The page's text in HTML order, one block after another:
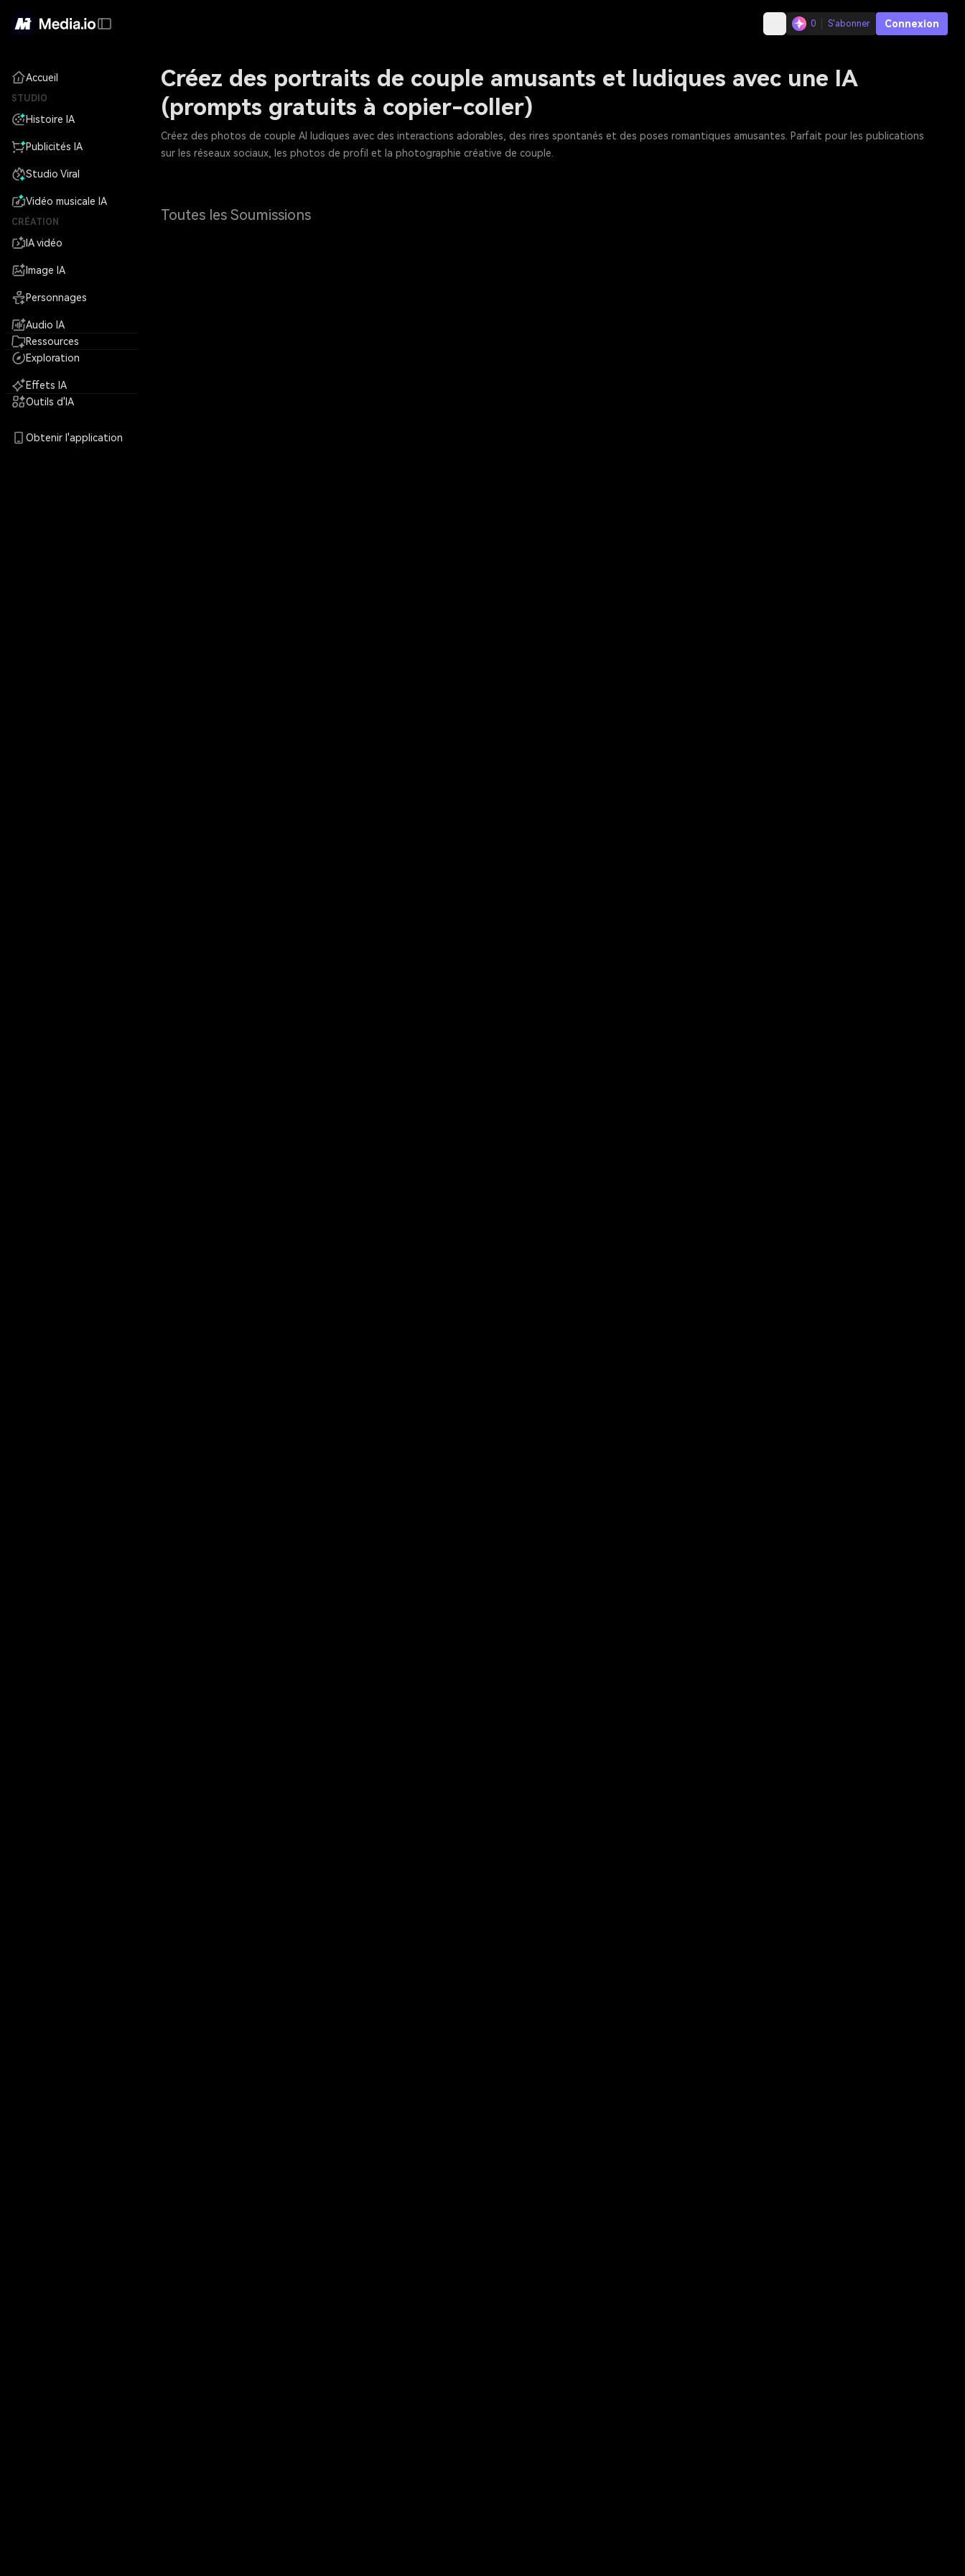
0 S'abonner Connexion
Accueil
STUDIO
Histoire IA
Publicités IA
Studio Viral
Vidéo musicale IA
CRÉATION
IA vidéo
Image IA
Personnages
Audio IA
Ressources
Exploration
Effets IA
Outils d'IA
Obtenir l'application
Créez des portraits de couple amusants et ludiques avec une IA
(prompts gratuits à copier-coller)
Créez des photos de couple AI ludiques avec des interactions adorables, des rires spontanés et des poses romantiques amusantes. Parfait pour les publications
sur les réseaux sociaux, les photos de profil et la photographie créative de couple.
Toutes les Soumissions